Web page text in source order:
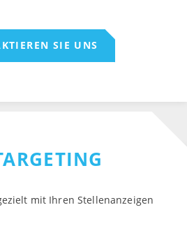
SIE UNS
mit Ihren Stellen­anzeigen